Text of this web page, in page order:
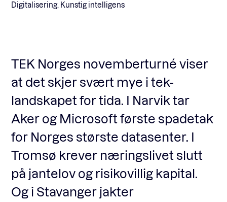
Standardavtaler
Nyheter og meninger
Rapporter
Digitalisering, Kunstig intelligens
TEK Norges novemberturné viser
at det skjer svært mye i tek-
landskapet for tida. I Narvik tar
Aker og Microsoft første spadetak
for Norges største datasenter. I
Tromsø krever næringslivet slutt
på jantelov og risikovillig kapital.
Og i Stavanger jakter